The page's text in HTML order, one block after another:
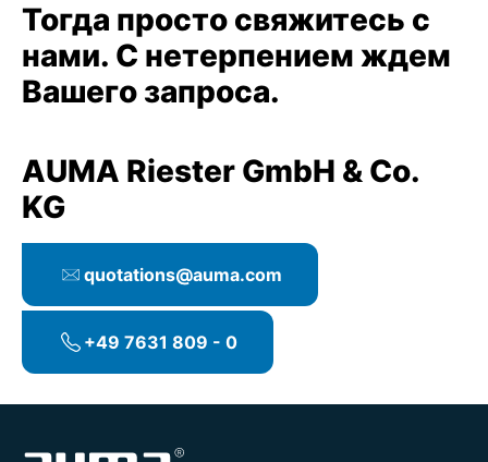
Тогда просто свяжитесь с
нами. С нетерпением ждем
Вашего запроса.
AUMA Riester GmbH & Co.
KG
quotations@auma.com
+49 7631 809 - 0